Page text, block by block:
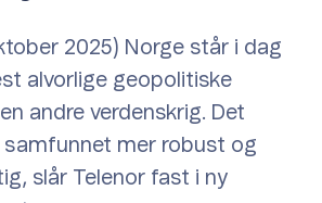
2025) Norge står i dag
alvorlige geopolitiske
andre verdenskrig. Det
samfunnet mer robust og
slår Telenor fast i ny